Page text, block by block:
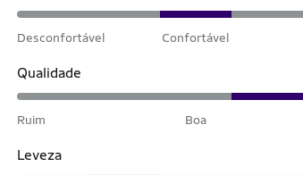
Desconfortável Confortável
Qualidade
Ruim Boa
Leveza